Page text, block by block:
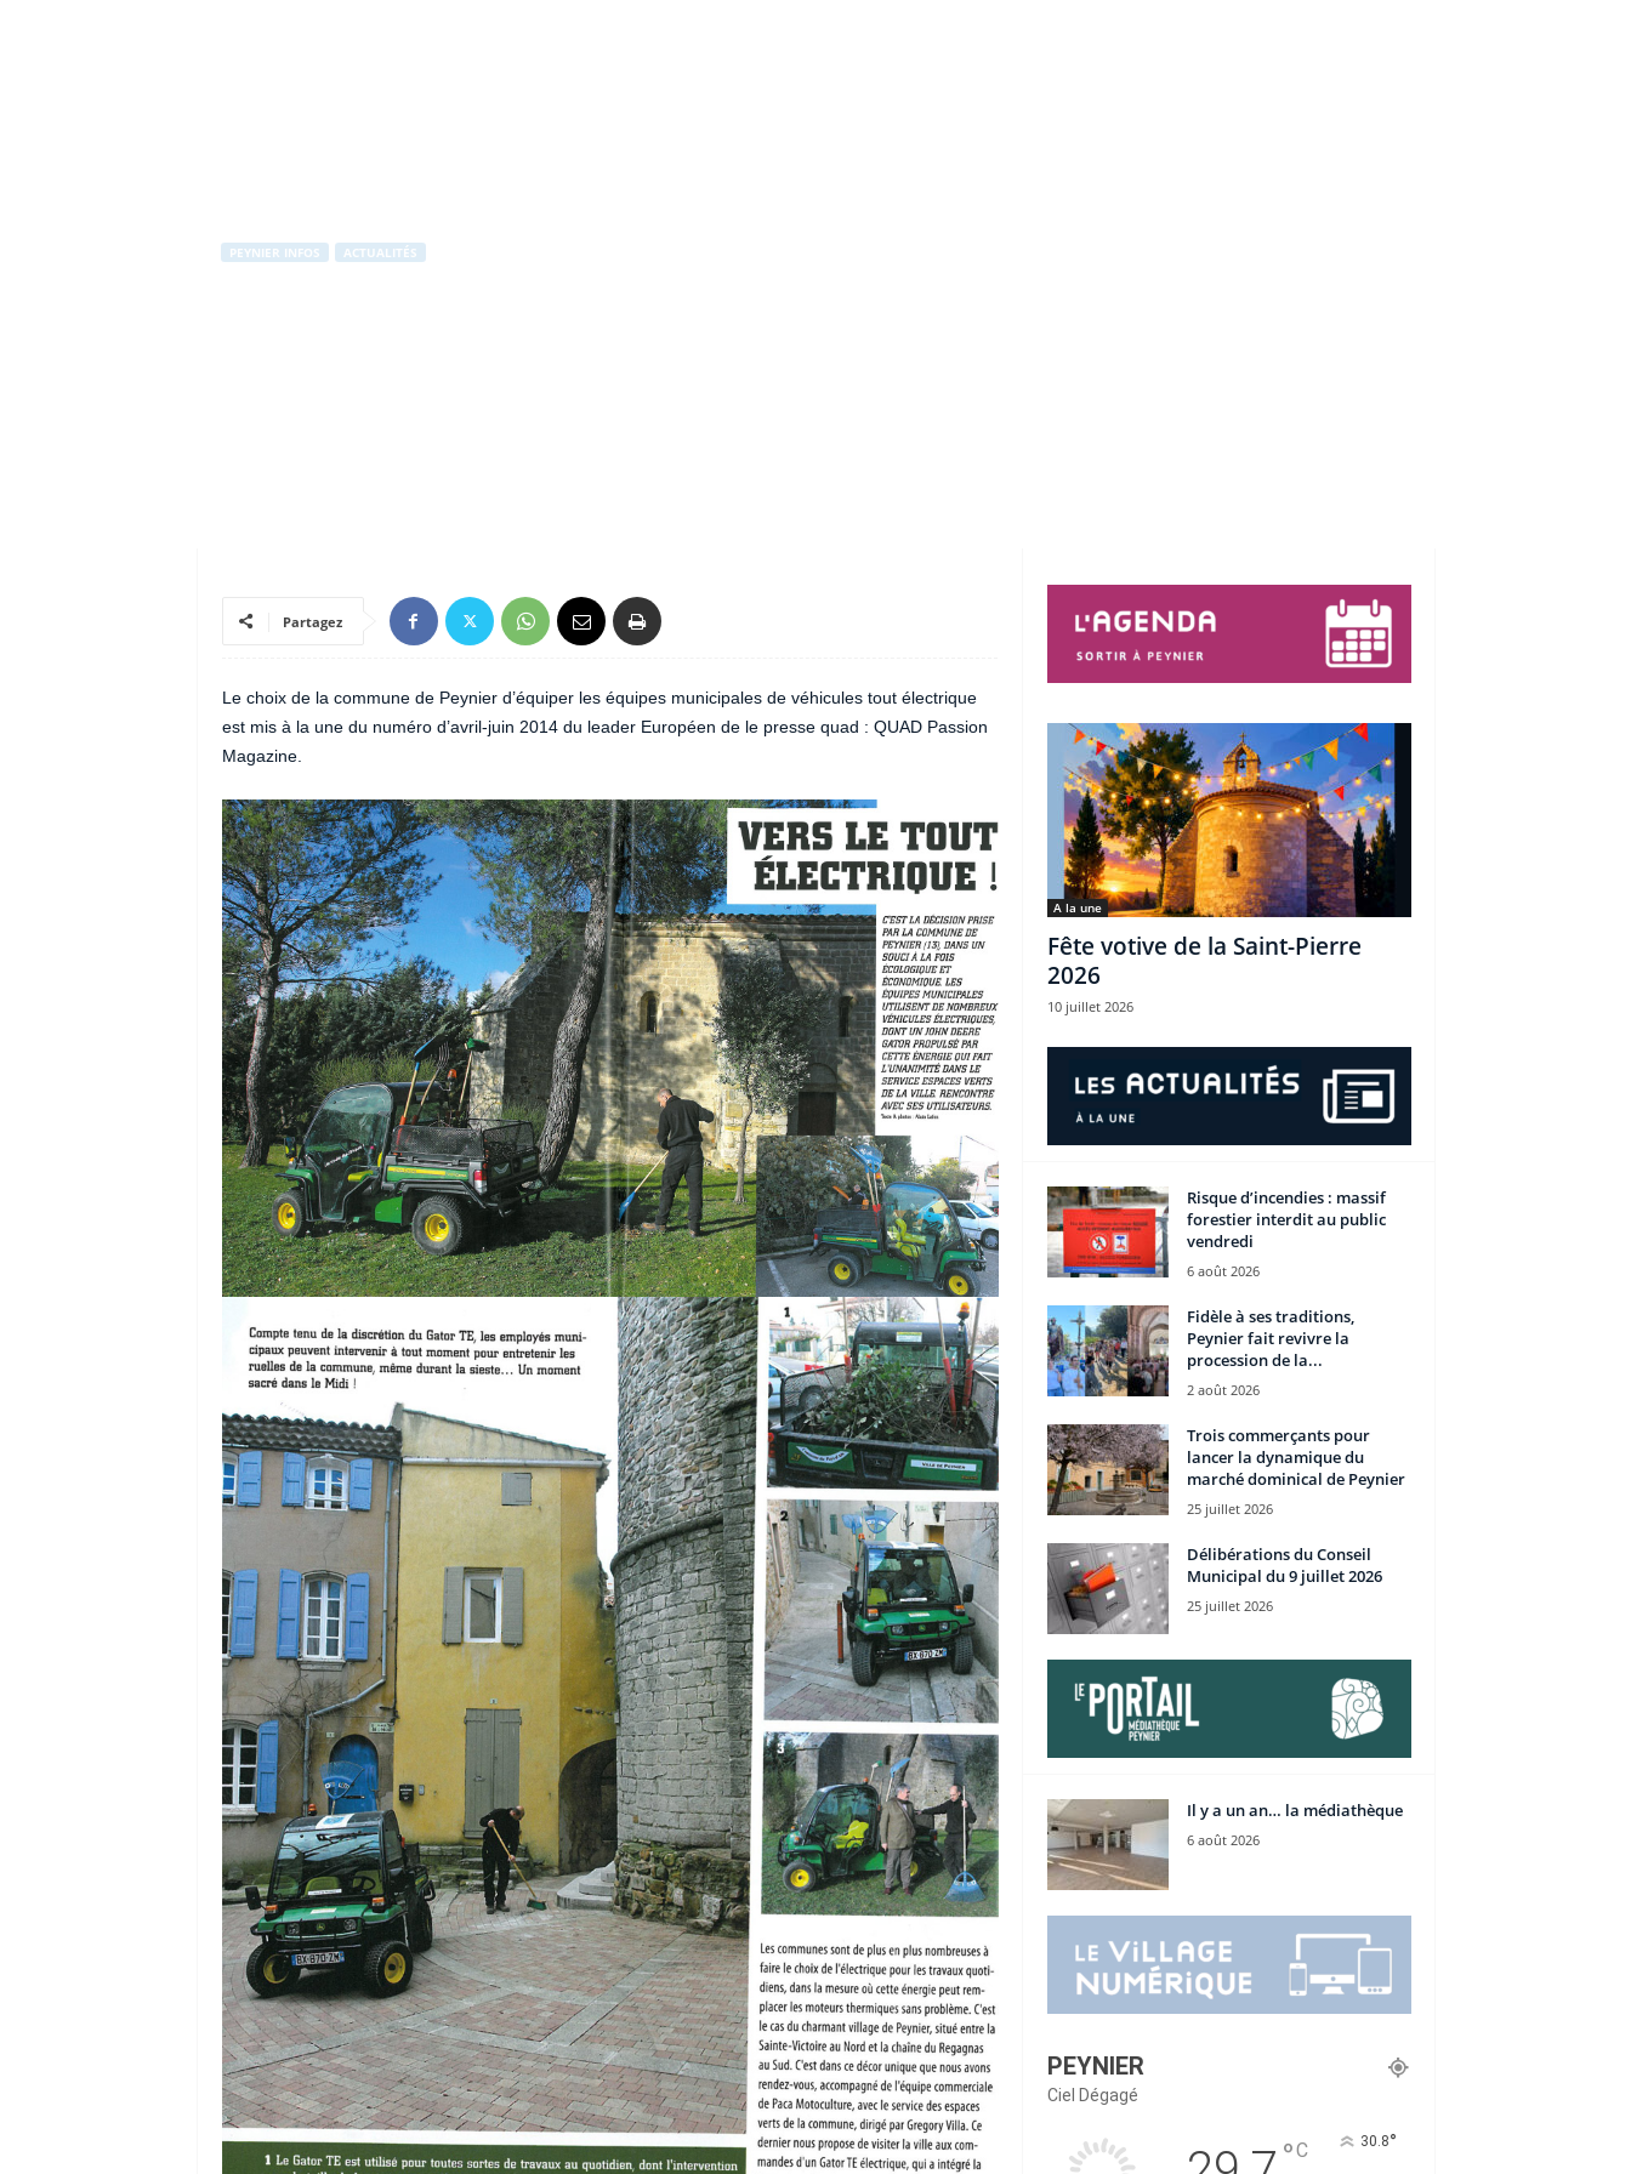
PEYNIER INFOS ACTUALITÉS
Partagez
Le choix de la commune de Peynier d’équiper les équipes municipales de véhicules tout électrique
est mis à la une du numéro d’avril-juin 2014 du leader Européen de le presse quad : QUAD Passion
Magazine.
A la une
Fête votive de la Saint-Pierre
2026
10 juillet 2026
Risque d’incendies : massif
forestier interdit au public
vendredi
6 août 2026
Fidèle à ses traditions,
Peynier fait revivre la
procession de la...
2 août 2026
Trois commerçants pour
lancer la dynamique du
marché dominical de Peynier
25 juillet 2026
Délibérations du Conseil
Municipal du 9 juillet 2026
25 juillet 2026
Il y a un an… la médiathèque
6 août 2026
PEYNIER
Ciel Dégagé
°C 30.8°